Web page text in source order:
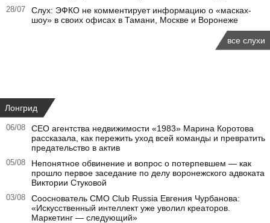
28/07
Слух: ЭФКО не комментирует информацию о «масках-
шоу» в своих офисах в Тамани, Москве и Воронеже
все слухи
Лонгрид
06/08
CEO агентства недвижимости «1983» Марина Коротова
рассказала, как пережить уход всей команды и превратить
предательство в актив
05/08
Непонятное обвинение и вопрос о потерпевшем — как
прошло первое заседание по делу воронежского адвоката
Виктории Стуковой
03/08
Сооснователь CMO Club Russia Евгения Чурбанова:
«Искусственный интеллект уже уволил креаторов.
Маркетинг — следующий»